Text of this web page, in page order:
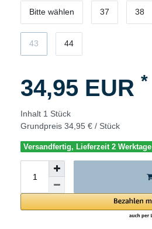
Bitte wählen 37 38
43 44
34,95 EUR *
Inhalt 1 Stück
Grundpreis 34,95 € / Stück
Versandfertig, Lieferzeit 2 Werktage